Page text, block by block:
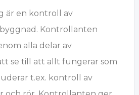
är en kontroll av
Kontrollanten
alla delar av
se till att allt fungerar som
t.ex. kontroll av